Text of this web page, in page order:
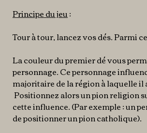
Principe du jeu:
Tour à tour, lancez vos dés. Parmi
La couleur du premier dévous
personnage. Ce personnage
majoritaire de la région à laquelle il
Positionnez alors un pion religion
cette influence. (Par exemple : un
de positionner un pion catholique).